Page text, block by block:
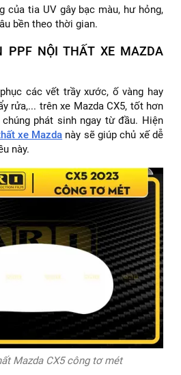
của tia UV gây bạc màu, hư hỏng,
bền theo thời gian.
PPF NỘI THẤT XE MAZDA
các vết trầy xước, ố vàng hay
rửa,... trên xe Mazda CX5, tốt hơn
phát sinh ngay từ đầu. Hiện
xe Mazda này sẽ giúp chủ xế dễ
này.
Mazda CX5 công tơ mét